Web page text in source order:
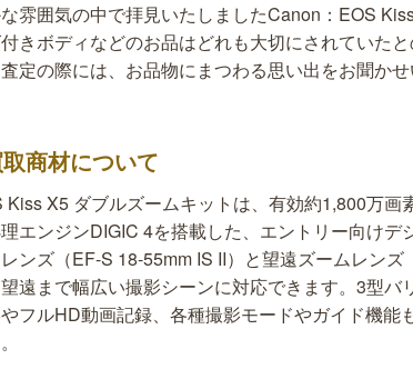
雰囲気の中で拝見いたしましたCanon：EOS
きボディなどのお品はどれも大切にされていた
定の際には、お品物にまつわる思い出をお聞か
商材について
Kiss X5 ダブルズームキットは、有効約1,800万
エンジンDIGIC 4を搭載した、エントリー向け
ンズ（EF-S 18-55mm IS II）と望遠ズームレン
遠まで幅広い撮影シーンに対応できます。3型
フルHD動画記録、各種撮影モードやガイド機